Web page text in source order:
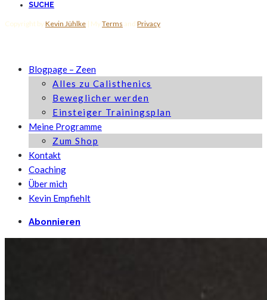
SUCHE
Copyright byKevin Jühlke | MyTerms and Privacy
Blogpage – Zeen
Alles zu Calisthenics
Beweglicher werden
Einsteiger Trainingsplan
Meine Programme
Zum Shop
Kontakt
Coaching
Über mich
Kevin Empfiehlt
Abonnieren